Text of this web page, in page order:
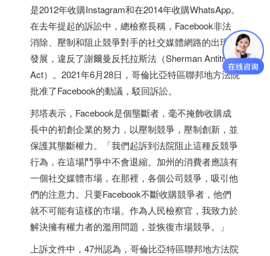
是2012年收購Instagram和在2014年收購WhatsApp。
在去年提起的訴訟中，總檢察長稱，Facebook非法
消除、壓制和阻止競爭對手的社交媒體網路的出現和
發展，違反了謝爾曼反托拉斯法（Sherman Antitrust
Act）。2021年6月28日，哥倫比亞特區聯邦地方法院
批准了Facebook的動議，駁回訴訟。
邦塔表示，Facebook是個壟斷者，毫不掩飾收購成
長中的初創企業的努力，以壓制競爭，壓制創新，並
保護其壟斷權力。「我們起訴到法院阻止這種反競爭
行為，在這場鬥爭中不會退縮。加州的消費者應該有
一個社交媒體市場，在那裡，各個公司競爭，吸引他
們的注意力。只要Facebook不斷收購競爭者，他們
就不可能有這樣的市場。作為人民檢察官，我致力於
解決擁有權力者的濫用問題，並恢復市場競爭。」
上訴文件中，47州認為，哥倫比亞特區聯邦地方法院